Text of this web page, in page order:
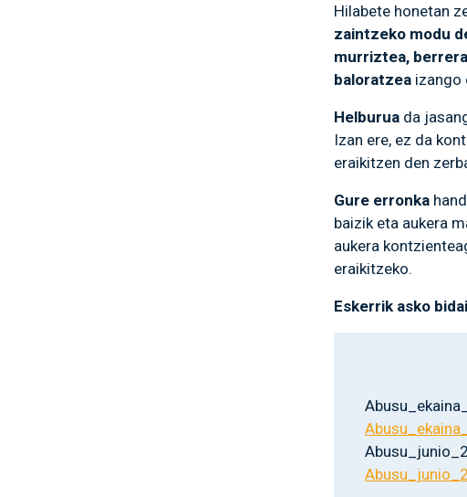
Hilabete honetan
zaintzeko modu
murriztea,
baloratzeaizango
Helburuada
Izan ere, ez da
eraikitzen den
Gure erronka
baizik eta aukera
aukera
eraikitzeko.
Eskerrik asko